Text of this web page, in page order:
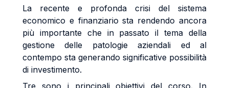
La recente e profonda crisi del sistema
economico e finanziario sta rendendo ancora
più importante che in passato il tema della
gestione delle patologie aziendali ed al
contempo sta generando significative possibilità
di investimento.
Tre sono i principali obiettivi del corso. In